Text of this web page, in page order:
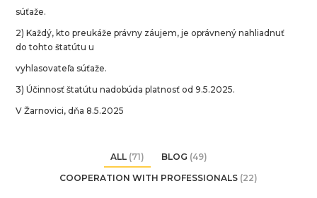
súťaže.
2) Každý, kto preukáže právny záujem, je oprávnený nahliadnuť
do tohto štatútu u
vyhlasovateľa súťaže.
3) Účinnosť štatútu nadobúda platnosť od 9.5.2025.
V Žarnovici, dňa 8.5.2025
ALL (71) BLOG (49)
COOPERATION WITH PROFESSIONALS (22)